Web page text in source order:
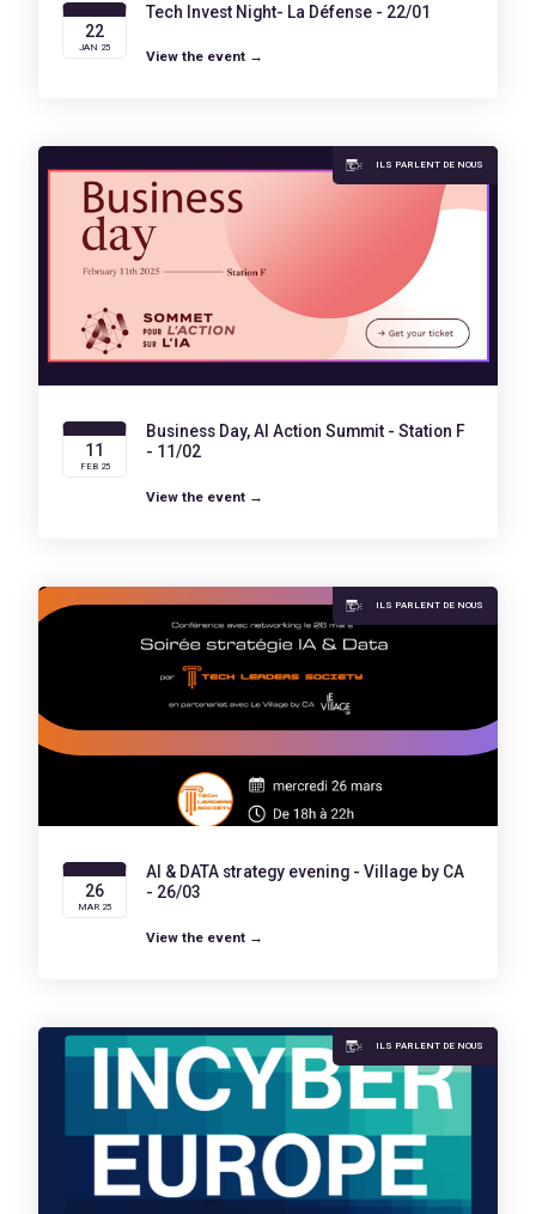
22
JAN 25
Tech Invest Night- La Défense - 22/01
View the event →
ILS PARLENT DE NOUS
11
FEB 25
Business Day, AI Action Summit - Station F
- 11/02
View the event →
ILS PARLENT DE NOUS
26
MAR 25
AI & DATA strategy evening - Village by CA
- 26/03
View the event →
ILS PARLENT DE NOUS